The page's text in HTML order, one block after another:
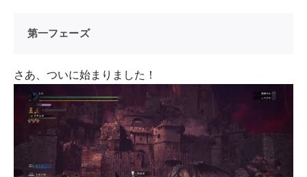
第一フェーズ
さあ、ついに始まりました！